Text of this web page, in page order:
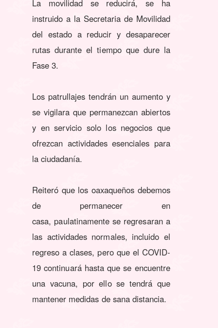
La movilidad se reducirá, se ha
instruido a la Secretaria de Movilidad
del estado a reducir y desaparecer
rutas durante el tiempo que dure la
Fase 3.
Los patrullajes tendrán un aumento y
se vigilara que permanezcan abiertos
y en servicio solo los negocios que
ofrezcan actividades esenciales para
la ciudadanía.
Reiteró que los oaxaqueños debemos
de permanecer en
casa, paulatinamente se regresaran a
las actividades normales, incluido el
regreso a clases, pero que el COVID-
19 continuará hasta que se encuentre
una vacuna, por ello se tendrá que
mantener medidas de sana distancia.